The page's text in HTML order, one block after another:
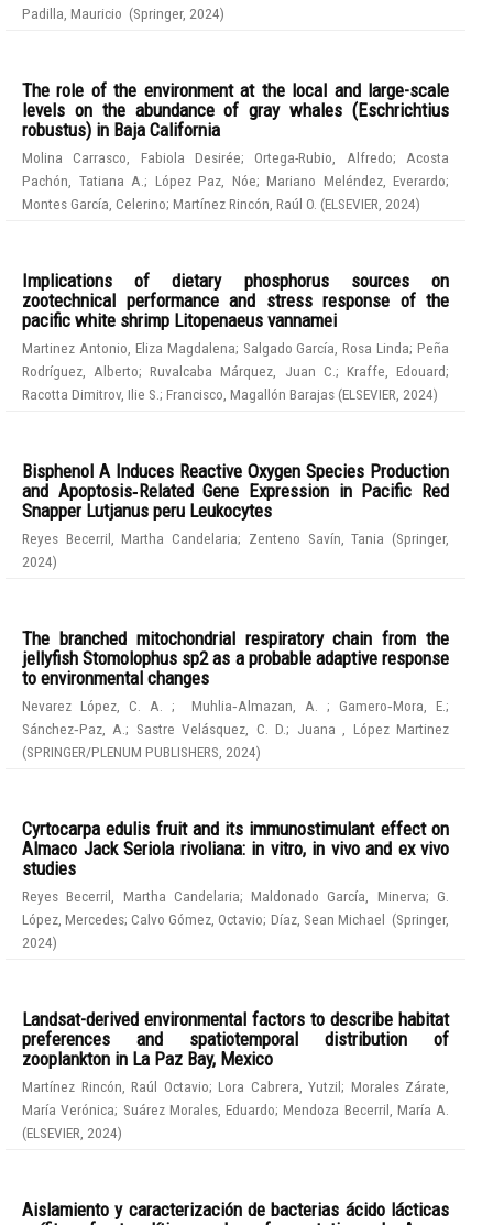
Padilla, Mauricio (Springer, 2024)
The role of the environment at the local and large-scale
levels on the abundance of gray whales (Eschrichtius
robustus) in Baja California
Molina Carrasco, Fabiola Desirée;Ortega-Rubio, Alfredo; Acosta
Pachón, Tatiana A. ; López Paz, Nóe; Mariano Meléndez, Everardo;
Montes García, Celerino; Martínez Rincón, Raúl O. (ELSEVIER 2024)
Implications of dietary phosphorus sources on
zootechnical performance and stress response of the
pacific white shrimp Litopenaeus vannamei
Martinez Antonio, Eliza Magdalena; Salgado García, Rosa Linda; Peña
Rodríguez, Alberto;Ruvalcaba Márquez, Juan C. ; Kraffe, Edouard;
Racotta Dimitrov, Ilie S. ; Francisco, Magallón Barajas (ELSEVIER 2024)
Bisphenol A Induces Reactive Oxygen Species Production
and Apoptosis‑Related Gene Expression in Pacific Red
Snapper Lutjanus peru Leukocytes
Reyes Becerril, Martha Candelaria; Zenteno Savín, Tania (Springer,
2024)
The branched mitochondrial respiratory chain from the
jellyfish Stomolophus sp2 as a probable adaptive response
to environmental changes
Nevarez López, C. A. ; Muhlia‑Almazan, A.;Gamero‑Mora, E.;
Sánchez‑Paz, A.; Sastre Velásquez, C. D.; Juana , López Martinez
(SPRINGER/PLENUM PUBLISHERS 2024)
Cyrtocarpa edulis fruit and its immunostimulant effect on
Almaco Jack Seriola rivoliana: in vitro, in vivo and ex vivo
studies
Reyes Becerril, Martha Candelaria;Maldonado García, Minerva;G.
López, Mercedes;Calvo Gómez, Octavio; Díaz, Sean Michael (Springer,
2024)
Landsat-derived environmental factors to describe habitat
preferences and spatiotemporal distribution of
zooplankton in La Paz Bay, Mexico
Martínez Rincón, Raúl Octavio; Lora Cabrera, Yutzil; Morales Zárate,
María Verónica; Suárez Morales, Eduardo;Mendoza Becerril, María A.
(ELSEVIER 2024)
Aislamiento y caracterización de bacterias ácido lácticas